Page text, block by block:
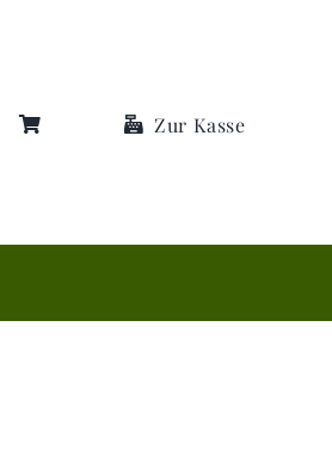
Zur Kasse